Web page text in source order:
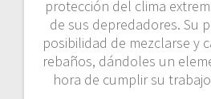
protección del clima
de sus depredadores. Su
posibilidad de mezclarse y
rebaños, dándoles un
hora de cumplir su